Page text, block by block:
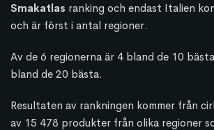
Smakatlas ranking och endast Italien
och är först i antal regioner.
Av de 6 regionerna är 4 bland de 10
bland de 20 bästa.
Resultaten av rankningen kommer från
av 15 478 produkter från olika regioner